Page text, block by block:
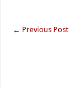
← Previous Post